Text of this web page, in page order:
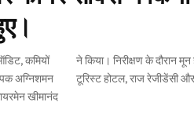
कमियों
अग्निशमन
खीमानंद
होटल,
टूरिस्ट होटल, राज रेजीडेंसी और